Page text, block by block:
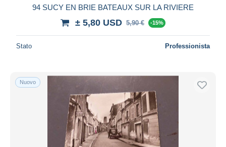
94 SUCY EN BRIE BATEAUX SUR LA RIVIERE
± 5,80 USD 5,90 € -15%
Stato Professionista
Nuovo